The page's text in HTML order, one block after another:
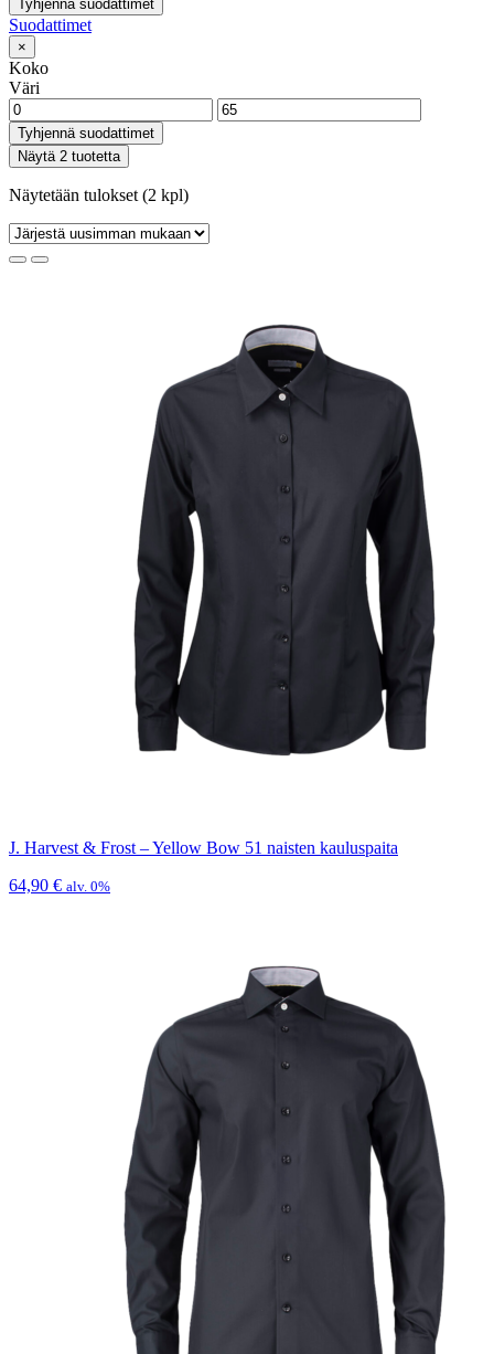
Tyhjennä suodattimet
Suodattimet
×
Koko
Väri
Tyhjennä suodattimet
Näytä 2 tuotetta
Näytetään tulokset (2 kpl)
J. Harvest & Frost – Yellow Bow 51 naisten kauluspaita
64,90 € alv. 0%